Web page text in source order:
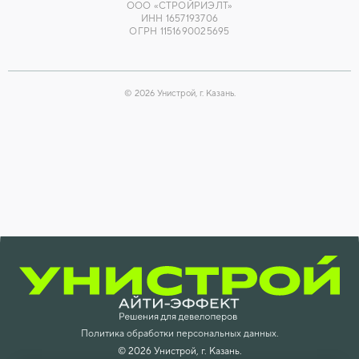
ООО «СТРОЙРИЭЛТ»
ИНН 1657193706
ОГРН 1151690025695
© 2026Унистрой, г. Казань.
Политика обработки персональных данных.
© 2026Унистрой, г. Казань.